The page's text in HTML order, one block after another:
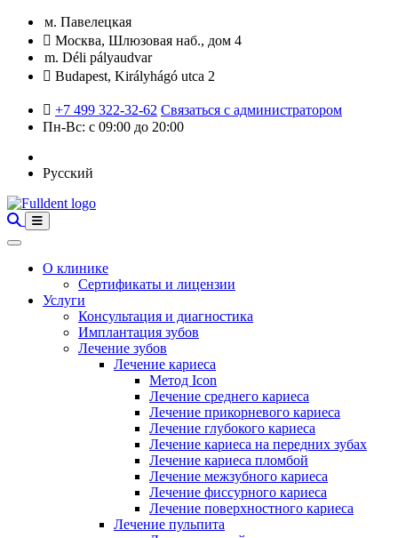
м. Павелецкая
Москва, Шлюзовая наб., дом 4
m. Déli pályaudvar
Budapest, Királyhágó utca 2
+7 499 322-32-62 Связаться с администратором
Пн-Вс: с 09:00 до 20:00
Русский
О клинике
Сертификаты и лицензии
Услуги
Консультация и диагностика
Имплантация зубов
Лечение зубов
Лечение кариеса
Метод Icon
Лечение среднего кариеса
Лечение прикорневого кариеса
Лечение глубокого кариеса
Лечение кариеса на передних зубах
Лечение кариеса пломбой
Лечение межзубного кариеса
Лечение фиссурного кариеса
Лечение поверхностного кариеса
Лечение пульпита